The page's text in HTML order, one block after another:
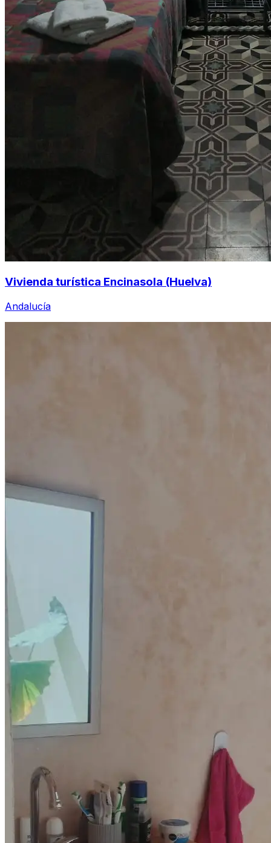
Vivienda turística Encinasola (Huelva)
Andalucía